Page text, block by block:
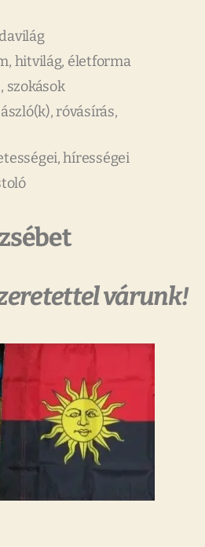
hitvilág, életforma
szokások
róvásírás,
hírességei
várunk!